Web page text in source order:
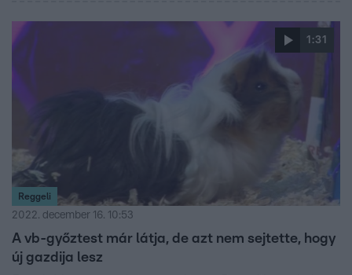
1:31
Reggeli
2022. december 16. 10:53
A vb-győztest már látja, de azt nem sejtette, hogy
új gazdija lesz